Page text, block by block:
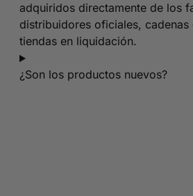
adquiridos directamente de los
distribuidores oficiales,
tiendas en liquidación.
¿Son los productos nuevos?